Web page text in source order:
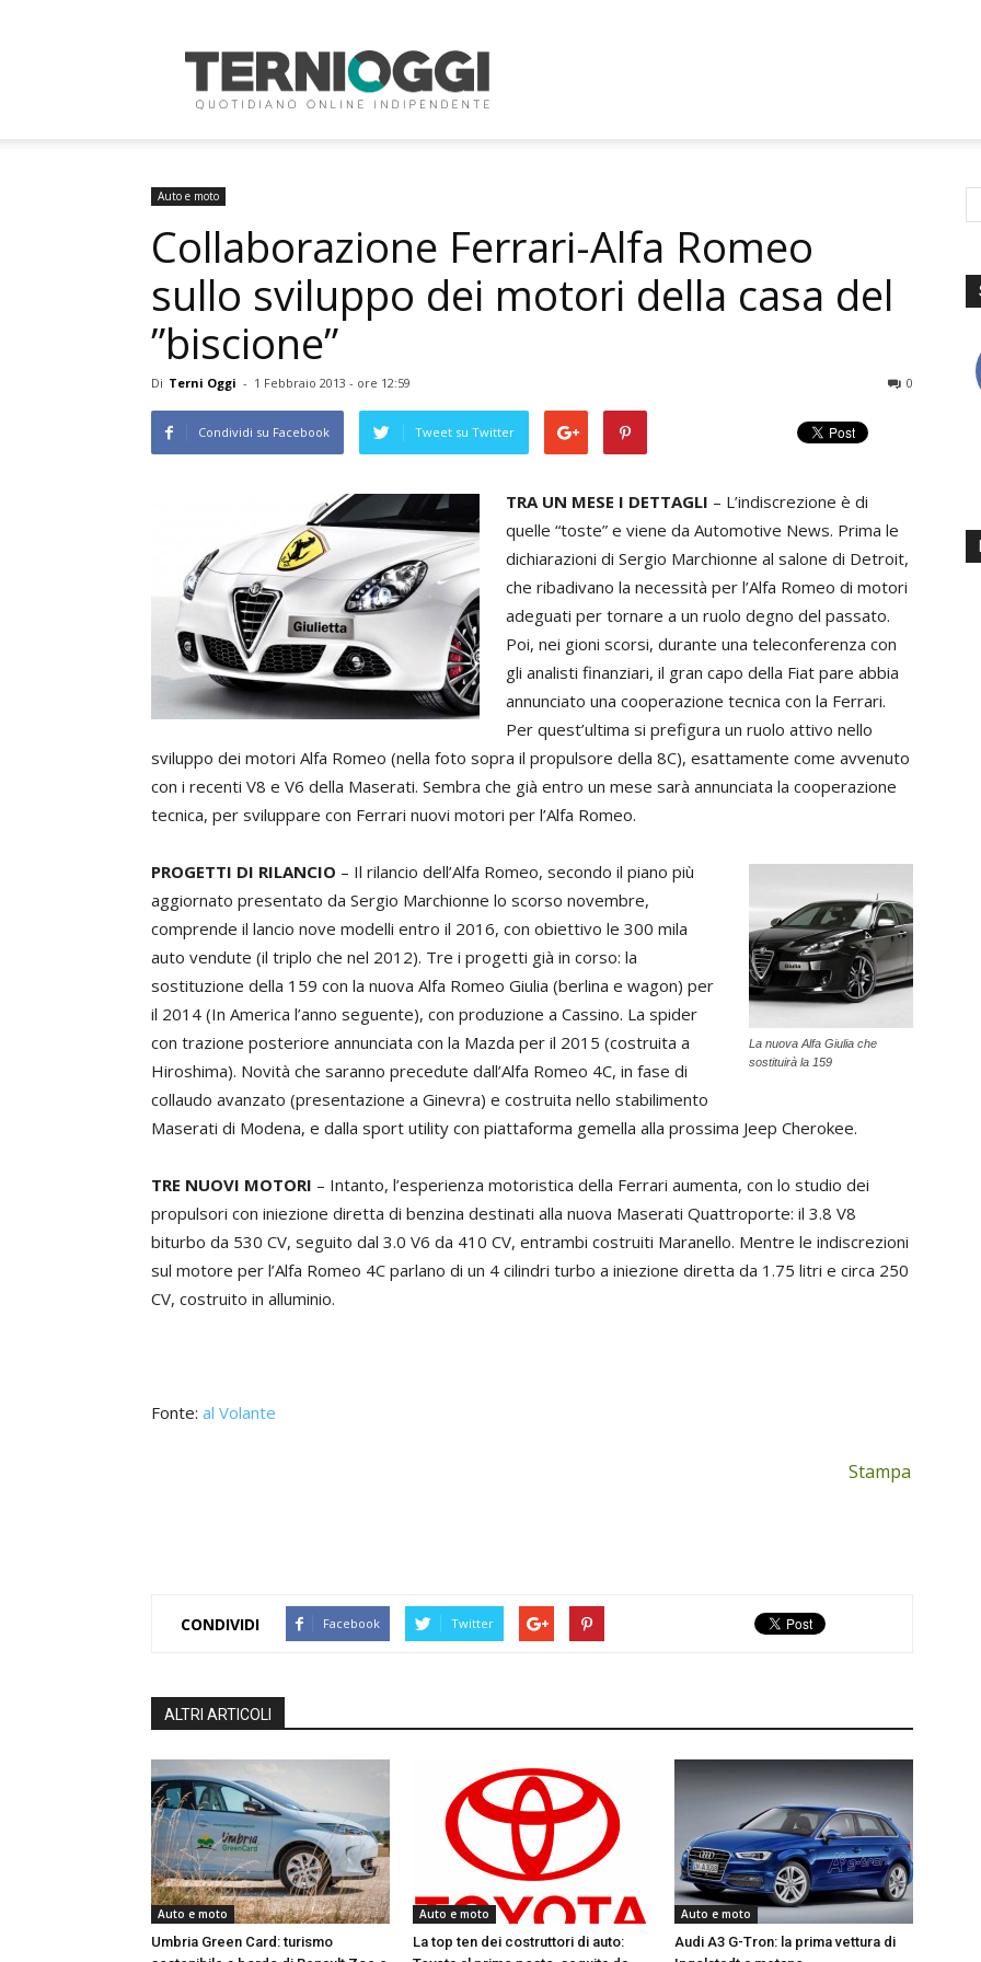
Oggi
Auto e moto
Collaborazione Ferrari-Alfa Romeo
sullo sviluppo dei motori della casa del
”biscione”
Di Terni Oggi - 1 Febbraio 2013 - ore 12:59 0
Condividi su Facebook Tweet su Twitter
TRA UN MESE I DETTAGLI – L’indiscrezione è di
quelle “toste” e viene da Automotive News. Prima le
dichiarazioni di Sergio Marchionne al salone di Detroit,
che ribadivano la necessità per l’Alfa Romeo di motori
adeguati per tornare a un ruolo degno del passato.
Poi, nei gioni scorsi, durante una teleconferenza con
gli analisti finanziari, il gran capo della Fiat pare abbia
annunciato una cooperazione tecnica con la Ferrari.
Per quest’ultima si prefigura un ruolo attivo nello
sviluppo dei motori Alfa Romeo (nella foto sopra il propulsore della 8C), esattamente come avvenuto
con i recenti V8 e V6 della Maserati. Sembra che già entro un mese sarà annunciata la cooperazione
tecnica, per sviluppare con Ferrari nuovi motori per l’Alfa Romeo.
La nuova Alfa Giulia che
sostituirà la 159
PROGETTI DI RILANCIO – Il rilancio dell’Alfa Romeo, secondo il piano più
aggiornato presentato da Sergio Marchionne lo scorso novembre,
comprende il lancio nove modelli entro il 2016, con obiettivo le 300 mila
auto vendute (il triplo che nel 2012). Tre i progetti già in corso: la
sostituzione della 159 con la nuova Alfa Romeo Giulia (berlina e wagon) per
il 2014 (In America l’anno seguente), con produzione a Cassino. La spider
con trazione posteriore annunciata con la Mazda per il 2015 (costruita a
Hiroshima). Novità che saranno precedute dall’Alfa Romeo 4C, in fase di
collaudo avanzato (presentazione a Ginevra) e costruita nello stabilimento
Maserati di Modena, e dalla sport utility con piattaforma gemella alla prossima Jeep Cherokee.
TRE NUOVI MOTORI – Intanto, l’esperienza motoristica della Ferrari aumenta, con lo studio dei
propulsori con iniezione diretta di benzina destinati alla nuova Maserati Quattroporte: il 3.8 V8
biturbo da 530 CV, seguito dal 3.0 V6 da 410 CV, entrambi costruiti Maranello. Mentre le indiscrezioni
sul motore per l’Alfa Romeo 4C parlano di un 4 cilindri turbo a iniezione diretta da 1.75 litri e circa 250
CV, costruito in alluminio.
Fonte: al Volante
Stampa
CONDIVIDI Facebook Twitter
ALTRI ARTICOLI
Auto e moto
Umbria Green Card: turismo
Auto e moto
La top ten dei costruttori di auto:
Auto e moto
Audi A3 G-Tron: la prima vettura di